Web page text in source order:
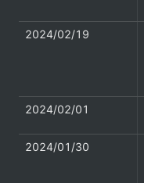
2024/02/19
2024/02/01
2024/01/30